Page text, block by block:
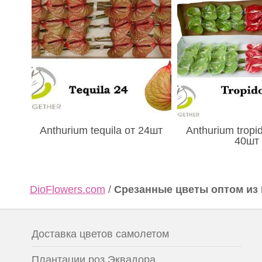
Anthurium tequila от 24шт
Anthurium
40шт
DioFlowers.com / Срезанные цветы оптом из
Доставка цветов самолетом
Плантации роз Эквадора